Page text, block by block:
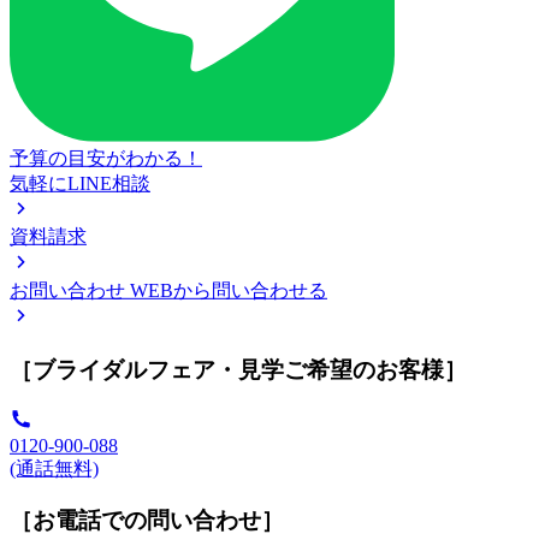
予算の目安がわかる！
気軽にLINE相談
資料請求
お問い合わせ WEBから問い合わせる
［ブライダルフェア・見学ご希望のお客様］
0120-900-088
(通話無料)
［お電話での問い合わせ］